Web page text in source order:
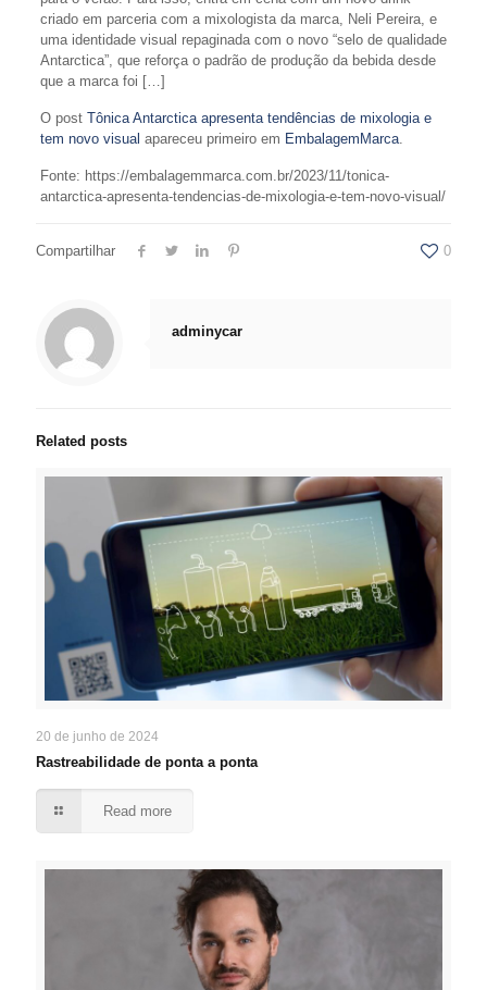
criado em parceria com a mixologista da marca, Neli Pereira, e
uma identidade visual repaginada com o novo “selo de qualidade
Antarctica”, que reforça o padrão de produção da bebida desde
que a marca foi […]
O post Tônica Antarctica apresenta tendências de mixologia e
tem novo visual apareceu primeiro em EmbalagemMarca.
Fonte: https://embalagemmarca.com.br/2023/11/tonica-
antarctica-apresenta-tendencias-de-mixologia-e-tem-novo-visual/
Compartilhar 0
adminycar
Related posts
20 de junho de 2024
Rastreabilidade de ponta a ponta
Read more